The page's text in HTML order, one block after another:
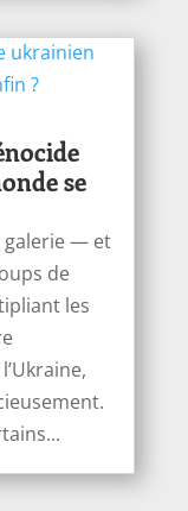
se
galerie — et
de
les